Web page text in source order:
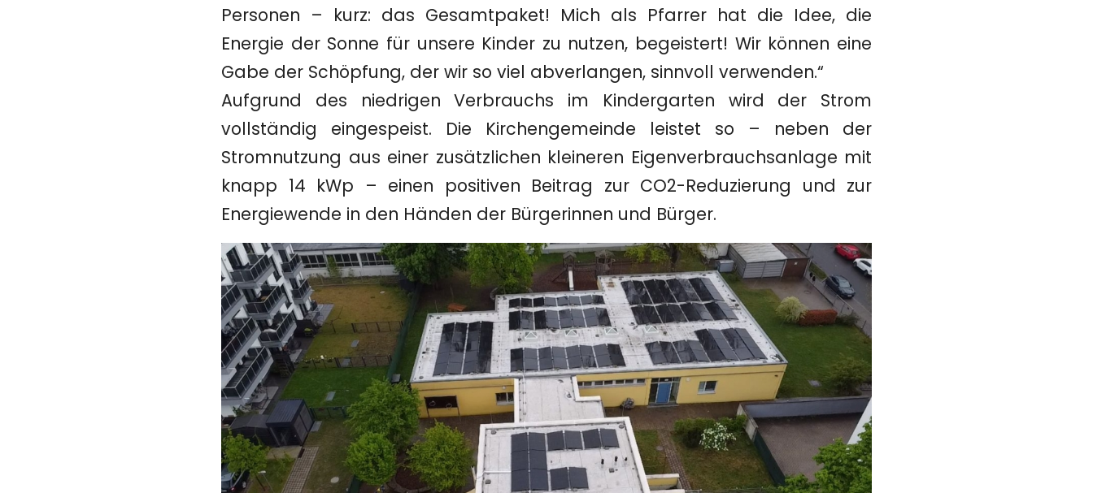
Personen – kurz: das Gesamtpaket! Mich als Pfarrer hat die Idee, die
Energie der Sonne für unsere Kinder zu nutzen, begeistert! Wir können eine
Gabe der Schöpfung, der wir so viel abverlangen, sinnvoll verwenden.“
Aufgrund des niedrigen Verbrauchs im Kindergarten wird der Strom
vollständig eingespeist. Die Kirchengemeinde leistet so – neben der
Stromnutzung aus einer zusätzlichen kleineren Eigenverbrauchsanlage mit
knapp 14 kWp – einen positiven Beitrag zur CO2-Reduzierung und zur
Energiewende in den Händen der Bürgerinnen und Bürger.